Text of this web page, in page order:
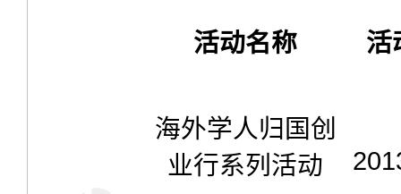
活动名称 活
海外学人归国创
业行系列活动